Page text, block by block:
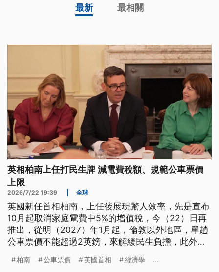
最新 最相關
英相柏南上任打民生牌 減電費稅額、規範公車票價
上限
2026/7/22 19:39 全球
英國新任首相柏南，上任後展現驚人效率，先是宣布
10月起取消家庭電費中5%的增值稅，今（22）日再
推出，從明（2027）年1月起，倫敦以外地區，單趟
公車票價不能超過2英鎊，來解緩民生負擔，此外，
任財政大臣，試圖穩住英美同盟關係。
柏南 公車票價 英國首相 經濟學 ...